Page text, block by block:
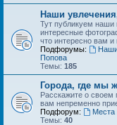
Наши
Тут публикуем наши
интересные
что интересно вам и
Подфорумы:
Попова
Темы: 185
Города, где мы
Расскажите о своем
вам непременно
Подфорум:
Места
Темы: 40